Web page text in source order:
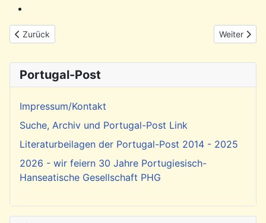
Vorheriger Beitrag: Rückblick: Kapverdische Literatur und Musik
Zurück Nächster
Weiter
Portugal-Post
Impressum/Kontakt
Suche, Archiv und Portugal-Post Link
Literaturbeilagen der Portugal-Post 2014 - 2025
2026 - wir feiern 30 Jahre Portugiesisch-
Hanseatische Gesellschaft PHG